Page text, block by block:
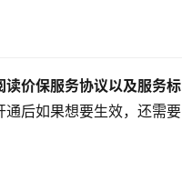
读价保服务协议以及服务标
后如果想要生效，还需要